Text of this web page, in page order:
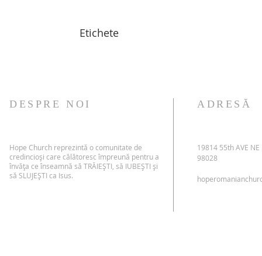
Etichete
DESPRE NOI
Hope Church reprezintă o comunitate de
credincioși care călătoresc împreună pentru a
învăța ce înseamnă să TRĂIEȘTI, să IUBEȘTI și
să SLUJEȘTI ca Isus.
ADRESĂ
19814 55th AVE
98028